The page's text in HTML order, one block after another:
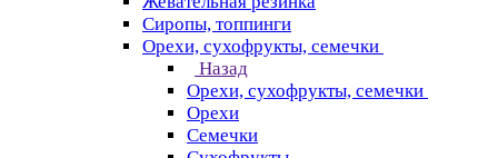
Сиропы, топпинги
Орехи, сухофрукты, семечки
Назад
Орехи, сухофрукты, семечки
Орехи
Семечки